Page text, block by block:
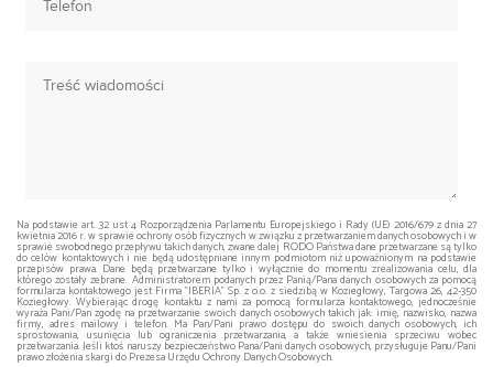
Na podstawie art. 32 ust 4 Rozporządzenia Parlamentu Europejskiego i Rady (UE) 2016/679 z dnia 27
kwietnia 2016 r. w sprawie ochrony osób fizycznych w związku z przetwarzaniem danych osobowych i w
sprawie swobodnego przepływu takich danych, zwane dalej RODO Państwa dane przetwarzane są tylko
do celów kontaktowych i nie będą udostępniane innym podmiotom niż upoważnionym na podstawie
przepisów prawa. Dane będą przetwarzane tylko i wyłącznie do momentu zrealizowania celu, dla
którego zostały zebrane. Administratorem podanych przez Panią/Pana danych osobowych za pomocą
formularza kontaktowego jest Firma "IBERIA" Sp. z o.o. z siedzibą w Koziegłowy, Targowa 26, 42-350
Koziegłowy. Wybierając drogę kontaktu z nami za pomocą formularza kontaktowego, jednocześnie
wyraża Pani/Pan zgodę na przetwarzanie swoich danych osobowych takich jak: imię, nazwisko, nazwa
firmy, adres mailowy i telefon. Ma Pan/Pani prawo dostępu do swoich danych osobowych, ich
sprostowania, usunięcia lub ograniczenia przetwarzania, a także wniesienia sprzeciwu wobec
przetwarzania. Jeśli ktoś naruszy bezpieczeństwo Pana/Pani danych osobowych, przysługuje Panu/Pani
prawo złożenia skargi do Prezesa Urzędu Ochrony Danych Osobowych.